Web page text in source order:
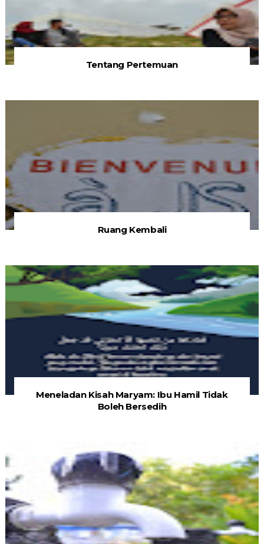
Tentang Pertemuan
Ruang Kembali
Meneladan Kisah Maryam: Ibu Hamil Tidak
Boleh Bersedih